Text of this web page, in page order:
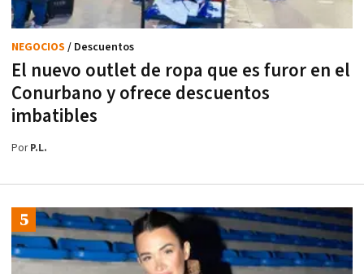
El nuevo outlet de ropa que es furor en el
Conurbano y ofrece descuentos
imbatibles
NEGOCIOS / Descuentos
PorP.L.